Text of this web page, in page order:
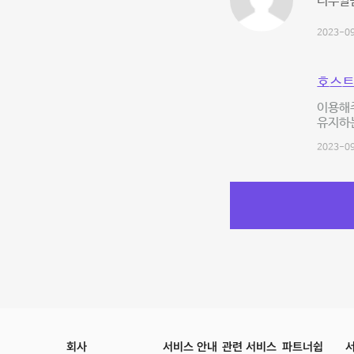
2023-
호스
이용
유지하
2023-
회사 서비스 안내 관련 서비스 파트너쉽